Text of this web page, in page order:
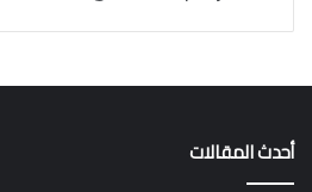
أحدث المقالات